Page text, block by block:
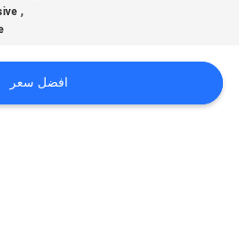
عرض
أسعار
,
افضل سعر